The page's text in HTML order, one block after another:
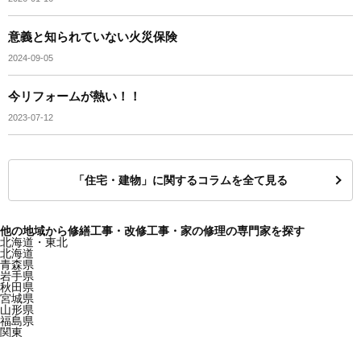
意義と知られていない火災保険
2024-09-05
今リフォームが熱い！！
2023-07-12
「住宅・建物」に関するコラムを全て見る
他の地域から修繕工事・改修工事・家の修理の専門家を探す
北海道・東北
北海道
青森県
岩手県
秋田県
宮城県
山形県
福島県
関東